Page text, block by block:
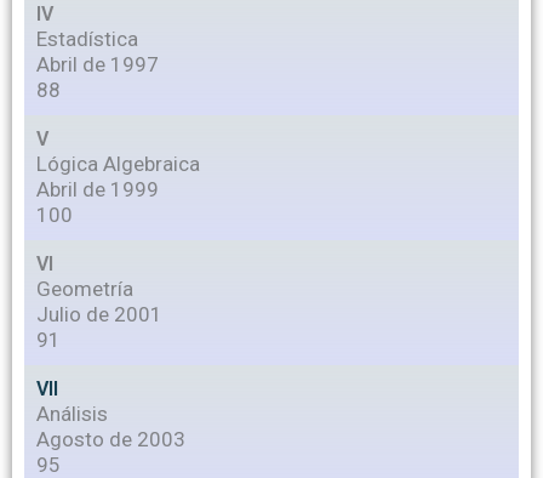
IV
Estadística
Abril de 1997
88
V
Lógica Algebraica
Abril de 1999
100
VI
Geometría
Julio de 2001
91
VII
Análisis
Agosto de 2003
95